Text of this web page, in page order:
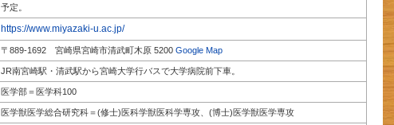
予定。
https://www.miyazaki-u.ac.jp/
〒889-1692 宮崎県宮崎市清武町木原 5200 Google Map
JR南宮崎駅・清武駅から宮崎大学行バスで大学病院前下車。
医学部＝医学科100
医学獣医学総合研究科＝(修士)医科学獣医科学専攻、(博士)医学獣医学専攻